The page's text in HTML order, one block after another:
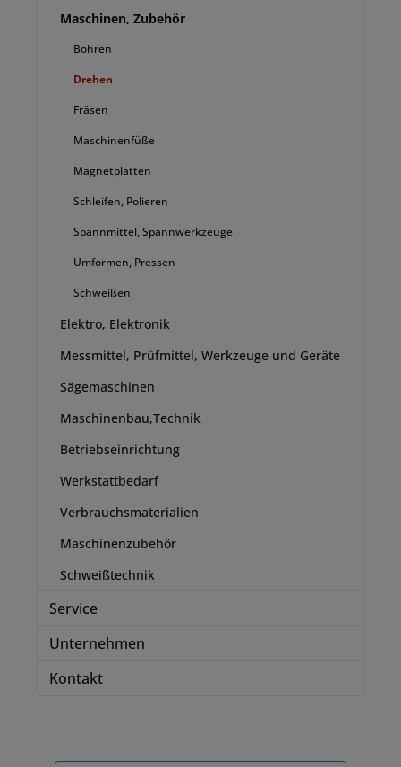
Maschinen, Zubehör
Bohren
Drehen
Fräsen
Maschinenfüße
Magnetplatten
Schleifen, Polieren
Spannmittel, Spannwerkzeuge
Umformen, Pressen
Schweißen
Elektro, Elektronik
Messmittel, Prüfmittel, Werkzeuge und Geräte
Sägemaschinen
Maschinenbau,Technik
Betriebseinrichtung
Werkstattbedarf
Verbrauchsmaterialien
Maschinenzubehör
Schweißtechnik
Service
Unternehmen
Kontakt